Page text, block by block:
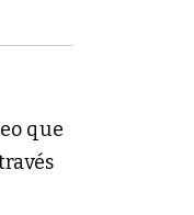
que